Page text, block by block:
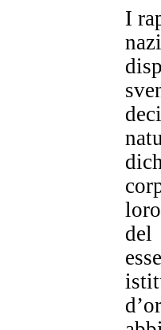
I
del